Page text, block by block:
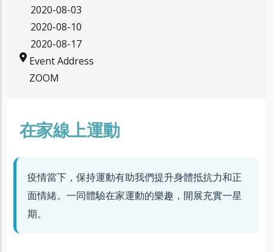
2020-08-03
2020-08-10
2020-08-17
Event Address
ZOOM
在家線上運動
疫情當下，保持運動有助我們提升身體抵抗力和正
面情緒。一同體驗在家運動的樂趣，開展充實一星
期。